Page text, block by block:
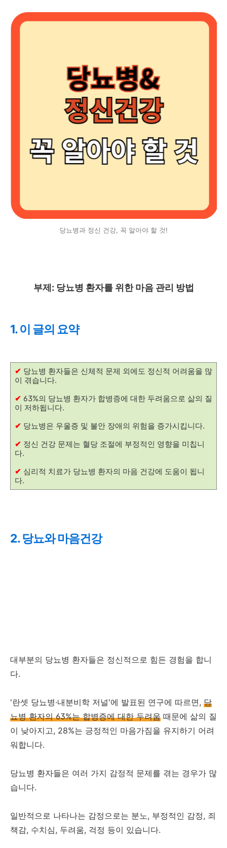
당뇨병과 정신 건강, 꼭 알아야 할 것!
부제: 당뇨병 환자를 위한 마음 관리 방법
1. 이 글의 요약
✔ 당뇨병 환자들은 신체적 문제 외에도 정신적 어려움을 많
이 겪습니다.
✔ 63%의 당뇨병 환자가 합병증에 대한 두려움으로 삶의 질
이 저하됩니다.
✔ 당뇨병은 우울증 및 불안 장애의 위험을 증가시킵니다.
✔ 정신 건강 문제는 혈당 조절에 부정적인 영향을 미칩니
다.
✔ 심리적 치료가 당뇨병 환자의 마음 건강에 도움이 됩니
다.
2. 당뇨와 마음건강
대부분의 당뇨병 환자들은 정신적으로 힘든 경험을 합니
다.
'란셋 당뇨병·내분비학 저널'에 발표된 연구에 따르면, 당
뇨병 환자의 63%는 합병증에 대한 두려움 때문에 삶의 질
이 낮아지고, 28%는 긍정적인 마음가짐을 유지하기 어려
워합니다.
당뇨병 환자들은 여러 가지 감정적 문제를 겪는 경우가 많
습니다.
일반적으로 나타나는 감정으로는 분노, 부정적인 감정, 죄
책감, 수치심, 두려움, 걱정 등이 있습니다.